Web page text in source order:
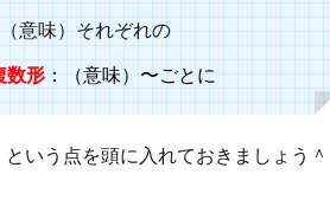
意味）それぞれの
数形：（意味）〜ごとに
という点を頭に入れておきましょう＾